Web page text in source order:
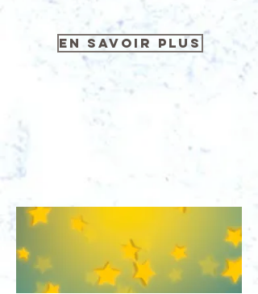
En savoir plus